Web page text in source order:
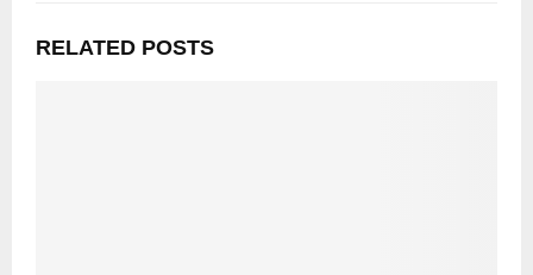
RELATED POSTS